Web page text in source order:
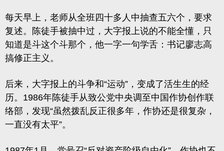
每天早上，老师从全班四十多人中抽查五六个，要求
复述。陈徒手被抽中过，大字报上说的不能全懂，只
知道是斗这个斗那个，他一字一句学舌：书记廖志高
搞修正主义。
后来，大字报上的斗争和“运动”，变成了活生生的经
历。1986年陈徒手从致公党中央调至中国作协创作联
络部，发现“虽然拨乱反正很多年，作协还是很复杂，
一直没有太平”。